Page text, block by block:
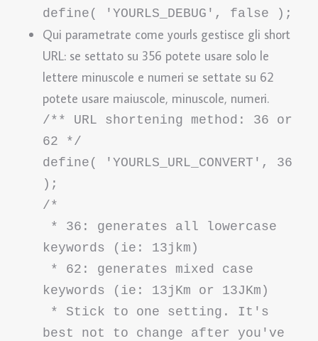
define( 'YOURLS_DEBUG', false );
Qui parametrate come yourls gestisce gli short
URL: se settato su 356 potete usare solo le
lettere minuscole e numeri se settate su 62
potete usare maiuscole, minuscole, numeri.
/** URL shortening method: 36 or
62 */
define( 'YOURLS_URL_CONVERT', 36
);
/*
keywords (ie: 13jkm)
keywords (ie: 13jKm or 13JKm)
best not to change after you've